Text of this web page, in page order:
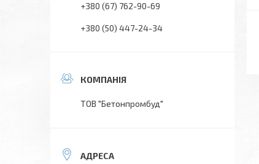
+380 (67) 762-90-69
+380 (50) 447-24-34
ТОВ "Бетонпромбуд"